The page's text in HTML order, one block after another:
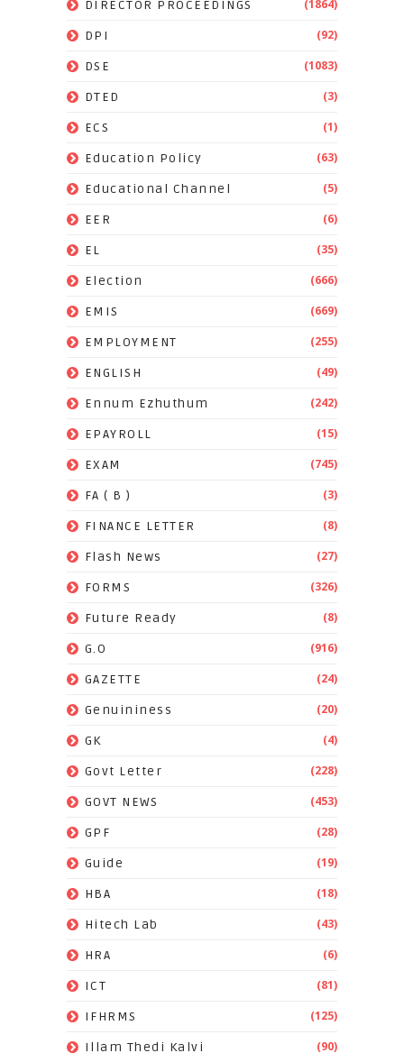
DIRECTOR PROCEEDINGS (1864)
DPI (92)
DSE (1083)
DTED (3)
ECS (1)
Education Policy (63)
Educational Channel (5)
EER (6)
EL (35)
Election (666)
EMIS (669)
EMPLOYMENT (255)
ENGLISH (49)
Ennum Ezhuthum (242)
EPAYROLL (15)
EXAM (745)
FA ( B ) (3)
FINANCE LETTER (8)
Flash News (27)
FORMS (326)
Future Ready (8)
G.O (916)
GAZETTE (24)
Genuininess (20)
GK (4)
Govt Letter (228)
GOVT NEWS (453)
GPF (28)
Guide (19)
HBA (18)
Hitech Lab (43)
HRA (6)
ICT (81)
IFHRMS (125)
Illam Thedi Kalvi (90)